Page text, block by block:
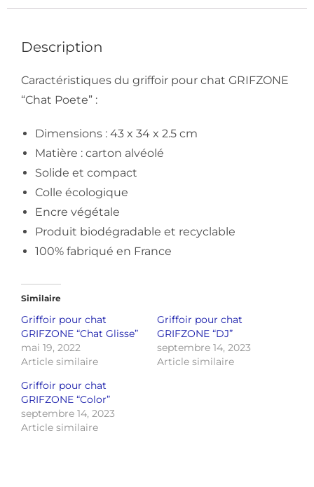
Description
Caractéristiques du griffoir pour chat GRIFZONE
“Chat Poete” :
Dimensions : 43 x 34 x 2.5 cm
Matière : carton alvéolé
Solide et compact
Colle écologique
Encre végétale
Produit biodégradable et recyclable
100% fabriqué en France
Similaire
Griffoir pour chat
GRIFZONE “Chat Glisse”
mai 19, 2022
Article similaire
Griffoir pour chat
GRIFZONE “DJ”
septembre 14, 2023
Article similaire
Griffoir pour chat
GRIFZONE “Color”
septembre 14, 2023
Article similaire